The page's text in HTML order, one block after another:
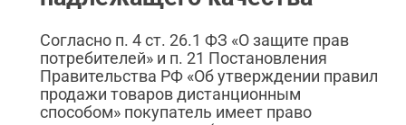
Согласно п. 4 ст. 26.1 ФЗ «О защите прав
потребителей» и п. 21 Постановления
Правительства РФ «Об утверждении правил
продажи товаров дистанционным
способом» покупатель имеет право